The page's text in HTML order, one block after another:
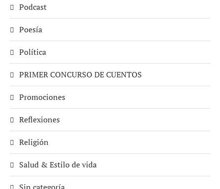
Podcast
Poesía
Política
PRIMER CONCURSO DE CUENTOS
Promociones
Reflexiones
Religión
Salud & Estilo de vida